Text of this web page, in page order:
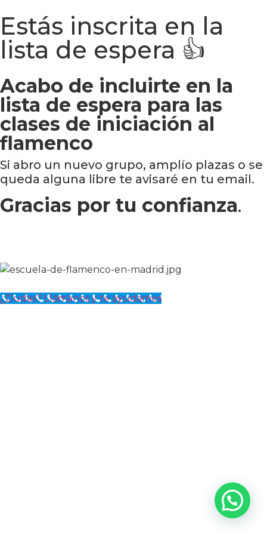
Estás inscrita en la
lista de espera 👍
Acabo de incluirte en la
lista de espera para las
clases de iniciación al
flamenco
Si abro un nuevo grupo, amplío plazas o se
queda alguna libre te avisaré en tu email.
Gracias por tu confianza.
¿Dudas? Llámanos y te ayudamos